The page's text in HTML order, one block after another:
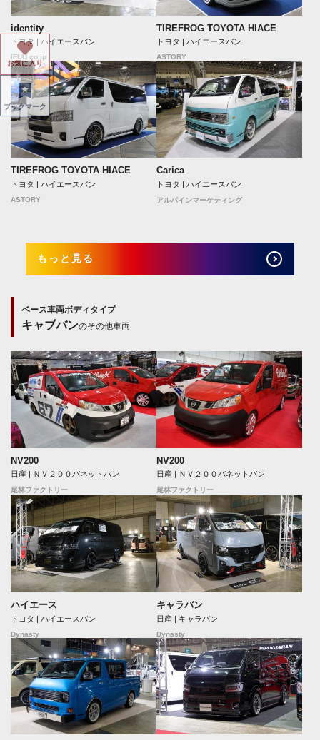
identity
トヨタ | ハイエースバン
IFUU.co.jp
TIREFROG TOYOTA HIACE
トヨタ | ハイエースバン
ASTORY
TIREFROG TOYOTA HIACE
トヨタ | ハイエースバン
ASTORY
Carica
トヨタ | ハイエースバン
アルパインマーケティング
もっと見る
ベース車両ボディタイプ
キャブバンのその他車両
NV200
日産 | ＮＶ２００バネットバン
尾林ファクトリー
NV200
日産 | ＮＶ２００バネットバン
尾林ファクトリー
ハイエース
トヨタ | ハイエースバン
Dynasty
キャラバン
日産 | キャラバン
Dynasty
お気に入り
ブックマーク